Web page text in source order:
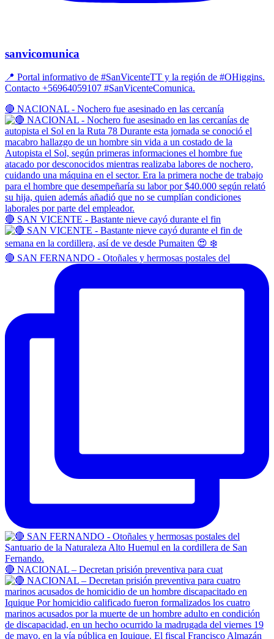
sanvicomunica
📍 Portal informativo de #SanVicenteTT y la región de #OHiggins.
Contacto +56964059107 #SanVicenteComunica.
🔴 NACIONAL - Nochero fue asesinado en las cercanía
🔴 SAN VICENTE - Bastante nieve cayó durante el fin
🔴 SAN FERNANDO - Otoñales y hermosas postales del
🔴 NACIONAL – Decretan prisión preventiva para cuat